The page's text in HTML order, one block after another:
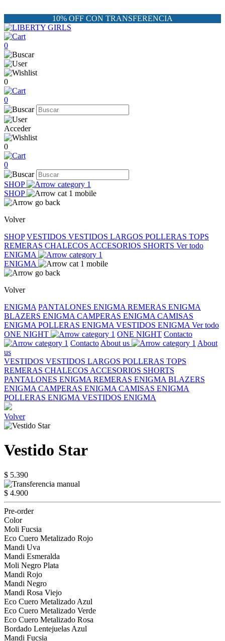
10% OFF CON TRANSFERENCIA
0
0
0
Acceder
0
0
SHOP
SHOP
Volver
SHOP VESTIDOS VESTIDOS LARGOS POLLERAS TOPS
REMERAS CHALECOS ACCESORIOS SHORTS Ver todo
ENIGMA
ENIGMA
Volver
ENIGMA PANTALONES ENIGMA REMERAS ENIGMA
BLAZERS ENIGMA CAMPERAS ENIGMA CAMISAS
ENIGMA POLLERAS ENIGMA VESTIDOS ENIGMA Ver todo
ONE NIGHT
ONE NIGHT Contacto
Contacto About us
About
us
VESTIDOS VESTIDOS LARGOS POLLERAS TOPS
REMERAS CHALECOS ACCESORIOS SHORTS
PANTALONES ENIGMA REMERAS ENIGMA BLAZERS
ENIGMA CAMPERAS ENIGMA CAMISAS ENIGMA
POLLERAS ENIGMA VESTIDOS ENIGMA
Volver
Vestido Star
$ 5.390
$ 4.900
Pre-order
Color
Moli Fucsia
Eco Cuero Metalizado Rojo
Mandi Uva
Mandi Esmeralda
Moli Negro Plata
Mandi Rojo
Mandi Negro
Mandi Rosa Viejo
Eco Cuero Metalizado Azul
Eco Cuero Metalizado Verde
Eco Cuero Metalizado Rosa
Bordado Lentejuelas Azul
Mandi Fucsia